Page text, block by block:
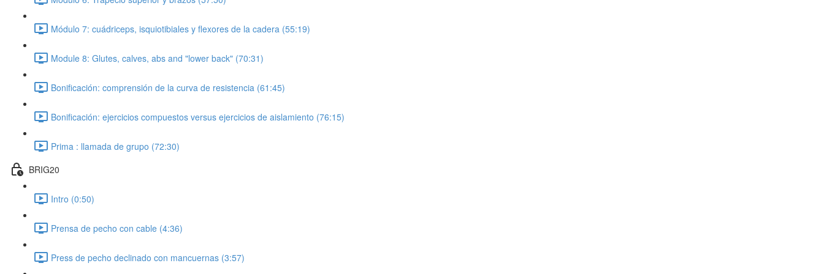
Módulo 7: cuádriceps, isquiotibiales y flexores de la cadera (55:19)
Module 8: Glutes, calves, abs and "lower back" (70:31)
Bonificación: comprensión de la curva de resistencia (61:45)
Bonificación: ejercicios compuestos versus ejercicios de aislamiento (76:15)
Prima : llamada de grupo (72:30)
BRIG20
Intro (0:50)
Prensa de pecho con cable (4:36)
Press de pecho declinado con mancuernas (3:57)